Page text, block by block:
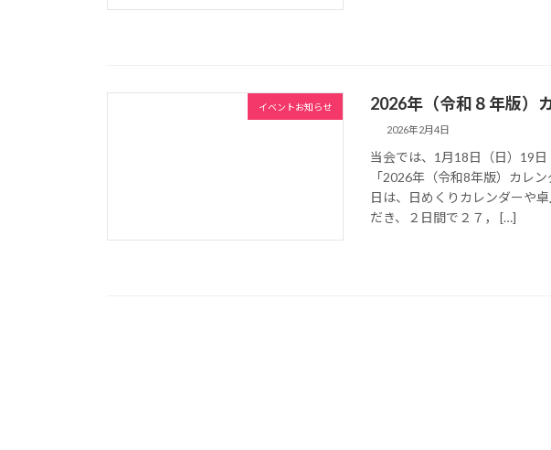
イベントお知らせ 2026年（令和８年版）
2026年2月4日
当会では、1月18日（日）19
「2026年（令和8年版）カレ
日は、日めくりカレンダーや
だき、２日間で２７， […]